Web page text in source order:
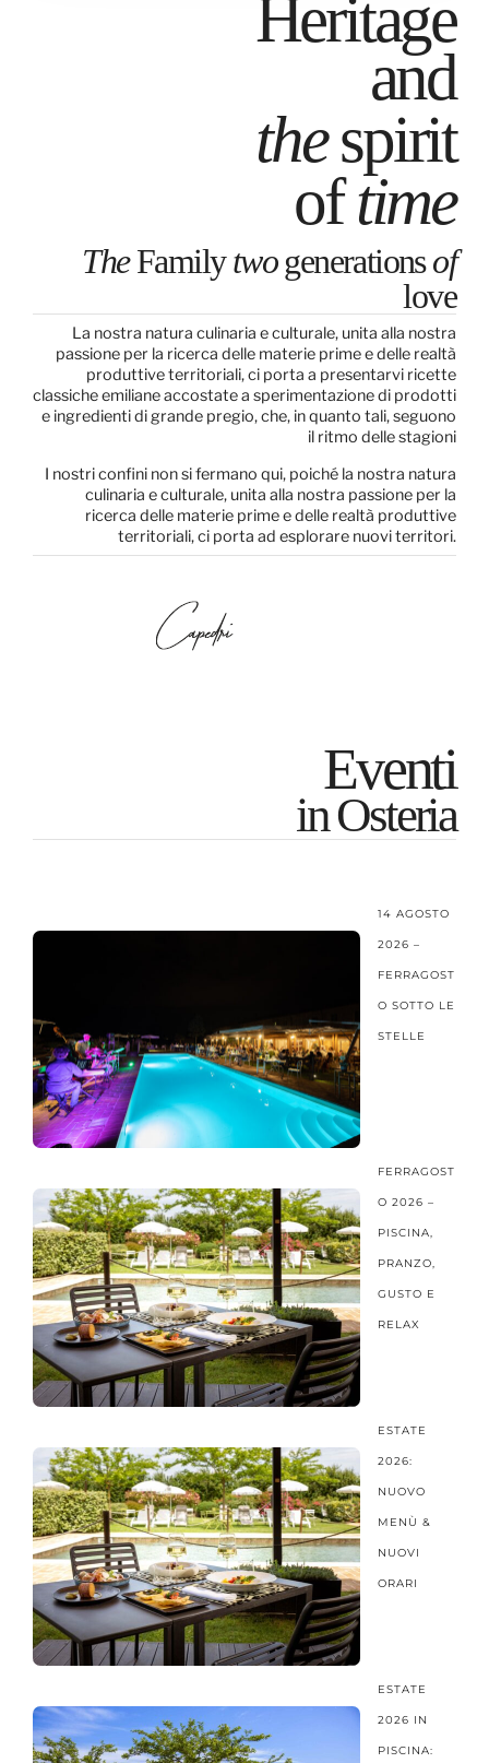
Heritage
and
thespirit
oftime
TheFamilytwogenerationsof
love
La nostra natura culinaria e culturale, unita alla nostra
passione per la ricerca delle materie prime e delle realtà
produttive territoriali, ci porta a presentarvi ricette
classiche emiliane accostate a sperimentazione di prodotti
e ingredienti di grande pregio, che, in quanto tali, seguono
il ritmo delle stagioni
I nostri confini non si fermano qui, poiché la nostra natura
culinaria e culturale, unita alla nostra passione per la
ricerca delle materie prime e delle realtà produttive
territoriali, ci porta ad esplorare nuovi territori.
Eventi
in Osteria
14 AGOSTO
2026 –
FERRAGOST
O SOTTO LE
STELLE
FERRAGOST
O 2026 –
PISCINA,
PRANZO,
GUSTO E
RELAX
ESTATE
2026:
NUOVO
MENÙ &
NUOVI
ORARI
ESTATE
2026 IN
PISCINA: